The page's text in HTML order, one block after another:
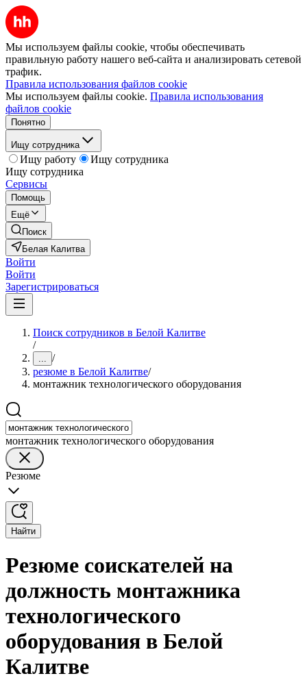
Мы используем файлы cookie, чтобы обеспечивать
правильную работу нашего веб-сайта и анализировать сетевой
трафик.
Правила использования файлов cookie
Мы используем файлы cookie. Правила использования
файлов cookie
Понятно
Ищу сотрудника
Ищу работу
Ищу сотрудника
Ищу сотрудника
Сервисы
Помощь
Ещё
Поиск
Белая Калитва
Войти
Войти
Зарегистрироваться
Поиск сотрудников в Белой Калитве
/
... /
резюме в Белой Калитве/
монтажник технологического оборудования
монтажник технологического оборудования
Резюме
Найти
Резюме соискателей на
должность монтажника
технологического
оборудования в Белой
Калитве